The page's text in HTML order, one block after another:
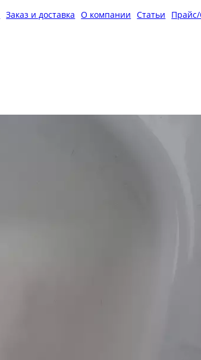
Заказ и доставка О компании Статьи